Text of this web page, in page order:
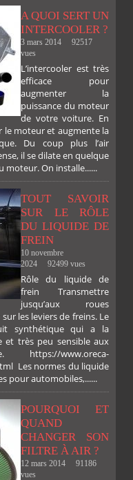
A QUOI SERT UN
INTERCOOLER ?
3 mars 2014
92517
vues
L’intercooler est très
efficace pour
augmenter la
puissance du moteur
de votre voiture. En
le moteur et augmente la
Du coup plus l’air
il se dilate en quelque
moteur. On installe......
TOUT SAVOIR
SUR LE RÔLE
DU LIQUIDE DE
FREIN
10 novembre
2024
92499 vues
Rôle du liquide de
frein Transmettre
jusqu’aux roues
les leviers de freins. Le
synthétique qui a la
et très peu sensible aux
www.oreca-
Les normes du liquide
pour automobiles,......
POURQUOI ET
QUAND
CHANGER SON
FILTRE À AIR ?
12 mars 2014
91186
vues